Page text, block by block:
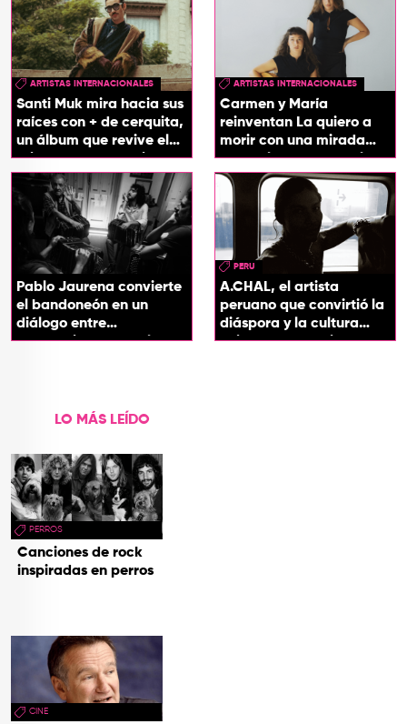
ARTISTAS INTERNACIONALES
Santi Muk mira hacia sus
raíces con + de cerquita,
un álbum que revive el
origen de sus canciones
ARTISTAS INTERNACIONALES
Carmen y María
reinventan La quiero a
morir con una mirada
entre el flamenco y el
soul
Pablo Jaurena convierte
el bandoneón en un
diálogo entre
generaciones con el
PERU
A.CHAL, el artista
peruano que convirtió la
diáspora y la cultura
chicha en su sonido
LO MÁS LEÍDO
PERROS
Canciones de rock
inspiradas en perros
CINE